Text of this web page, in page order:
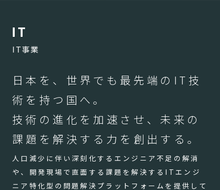
IT
IT事業
日本を、世界でも最先端のIT技
術を持つ国へ。
技術の進化を加速させ、未来の
課題を解決する力を創出する。
人口減少に伴い深刻化するエンジニア不足の解消
や、開発現場で直面する課題を解決するITエンジ
ニア特化型の問題解決プラットフォームを提供して